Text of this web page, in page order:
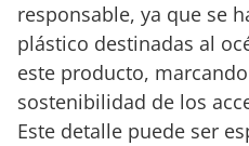
responsable, ya que se
plástico destinadas al
este producto,
sostenibilidad de los
Este detalle puede ser